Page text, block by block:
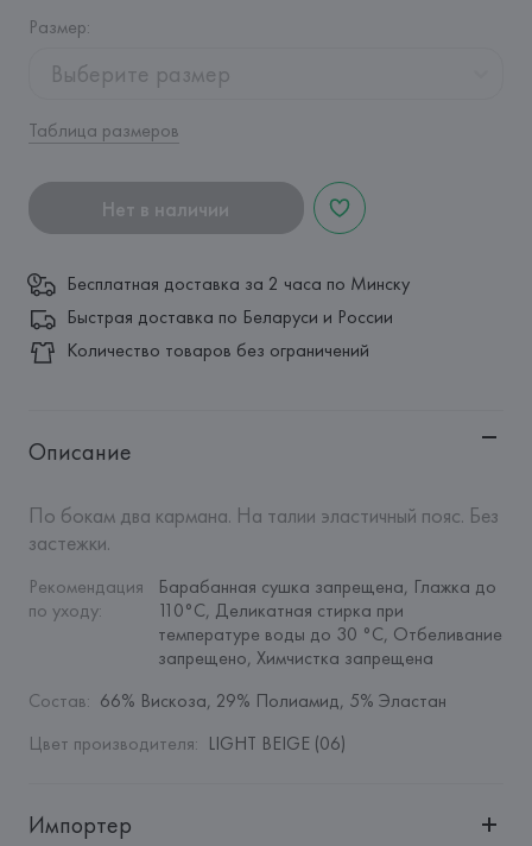
Размер:
Выберите размер
Таблица размеров
Нет в наличии
Бесплатная доставка за 2 часа по Минску
Быстрая доставка по Беларуси и России
Количество товаров без ограничений
Описание
По бокам два кармана. На талии эластичный пояс. Без
застежки.
Рекомендация
по уходу:
Барабанная сушка запрещена, Глажка до
110°C, Деликатная стирка при
температуре воды до 30 °C, Отбеливание
запрещено, Химчистка запрещена
Состав: 66% Вискоза, 29% Полиамид, 5% Эластан
Цвет производителя: LIGHT BEIGE (06)
Импортер